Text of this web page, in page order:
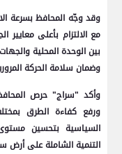
وقد وجّه المحافظ بسرعة
مع الالتزام بأعلى
بين الوحدة المحلية
وضمان سلامة الحركة
وأكد "سراج" حرص
ورفع كفاءة الطرق
السياسية بتحسين
التنمية الشاملة على أرض